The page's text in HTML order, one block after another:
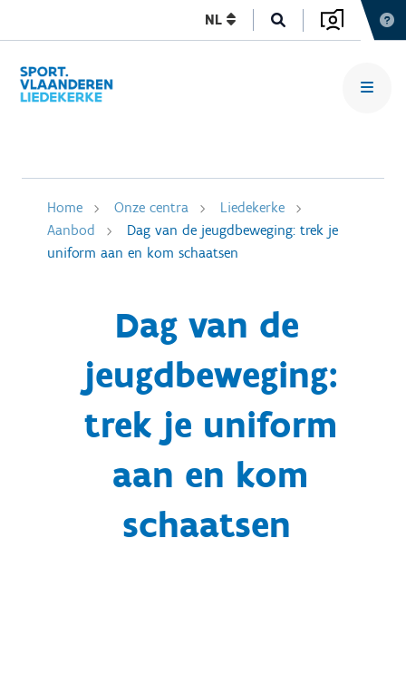
NL
Home Onze centra
Liedekerke
Aanbod
Dag van de jeugdbeweging: trek je
uniform aan en kom schaatsen
Dag van de
jeugdbeweging:
trek je uniform
aan en kom
schaatsen